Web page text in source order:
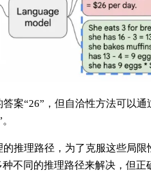
案“26”，但自洽性方法可以
推理路径，为了克服这些局
不同的推理路径来解决，但